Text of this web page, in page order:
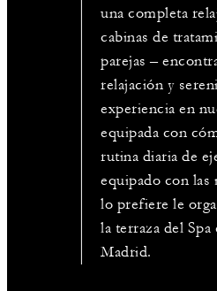
una completa
cabinas de
parejas –
relajación y
experiencia en
equipada con
rutina diaria de
equipado con las
lo prefiere le
la terraza del Spa
Madrid.